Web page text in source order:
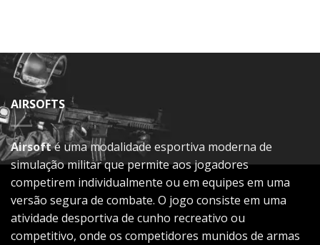
AIRSOFTS
Airsofté uma modalidade esportiva moderna de
simulação militar que permite aos jogadores
competirem individualmente ou em equipes em uma
versão segura de combate. O jogo consiste em uma
atividade desportiva de cunho recreativo ou
competitivo, onde os competidores munidos de armas